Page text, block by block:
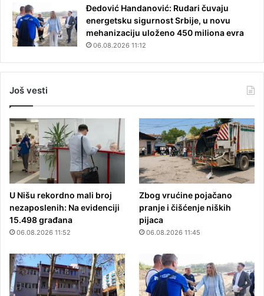
Đedović Handanović: Rudari čuvaju
energetsku sigurnost Srbije, u novu
mehanizaciju uloženo 450 miliona evra
06.08.2026 11:12
Još vesti
U Nišu rekordno mali broj
nezaposlenih: Na evidenciji
15.498 građana
06.08.2026 11:52
Zbog vrućine pojačano
pranje i čišćenje niških
pijaca
06.08.2026 11:45